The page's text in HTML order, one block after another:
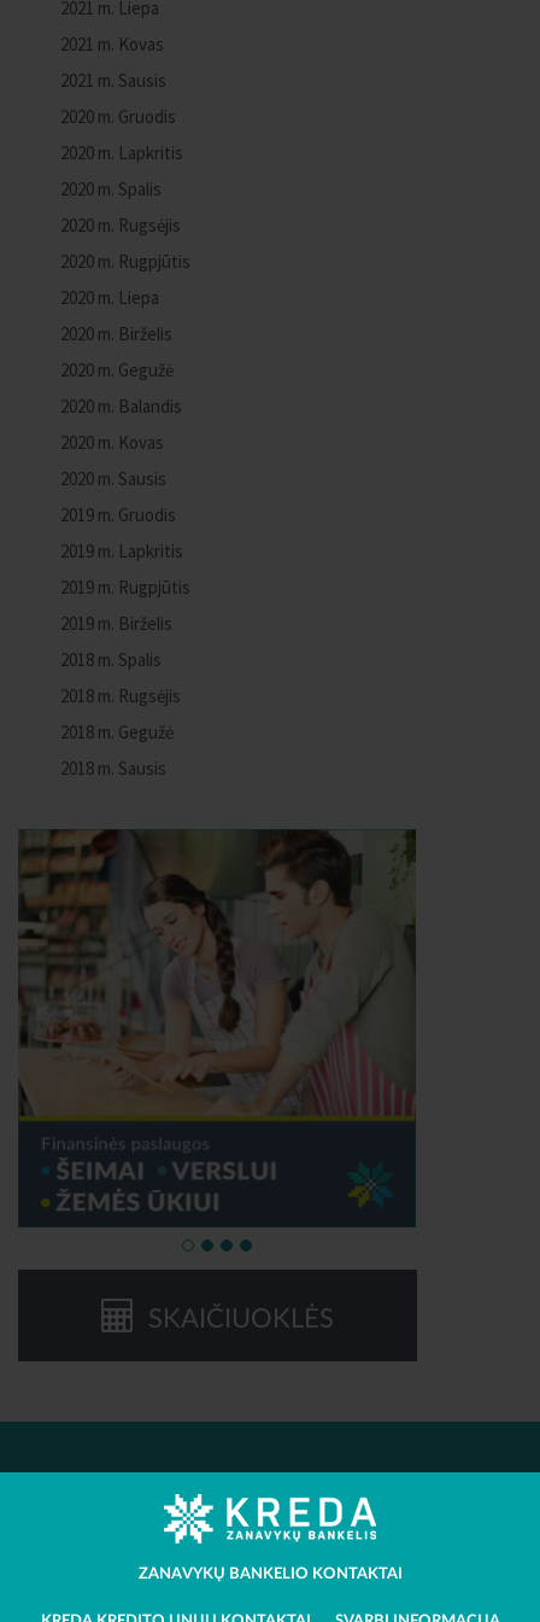
2021 m. Liepa
2021 m. Kovas
2021 m. Sausis
2020 m. Gruodis
2020 m. Lapkritis
2020 m. Spalis
2020 m. Rugsėjis
2020 m. Rugpjūtis
2020 m. Liepa
2020 m. Birželis
2020 m. Gegužė
2020 m. Balandis
2020 m. Kovas
2020 m. Sausis
2019 m. Gruodis
2019 m. Lapkritis
2019 m. Rugpjūtis
2019 m. Birželis
2018 m. Spalis
2018 m. Rugsėjis
2018 m. Gegužė
2018 m. Sausis
SKAIČIUOKLĖS
ZANAVYKŲ BANKELIO KONTAKTAI